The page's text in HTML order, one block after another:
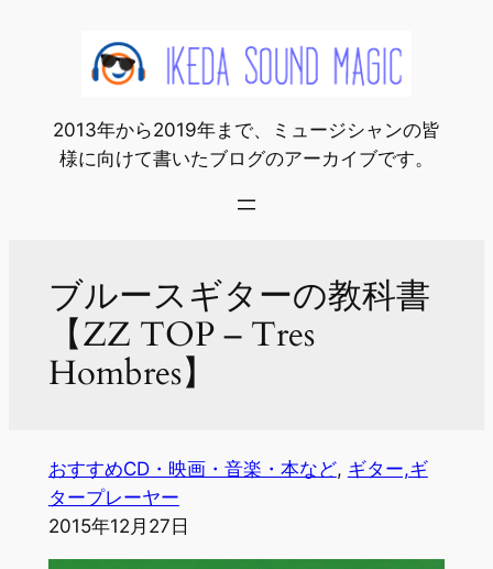
2013年から2019年まで、ミュージシャンの皆
様に向けて書いたブログのアーカイブです。
ブルースギターの教科書
【ZZ TOP – Tres
Hombres】
おすすめCD・映画・音楽・本など, ギター,ギ
タープレーヤー
2015年12月27日